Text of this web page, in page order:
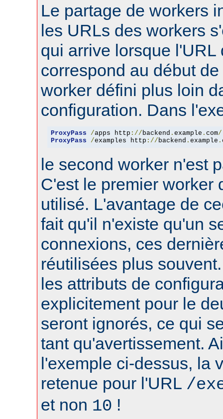
Le partage de workers
les URLs des workers
qui arrive lorsque l'URL
correspond au début
worker défini plus loin
configuration. Dans
ProxyPass /apps http ://backend . example . com/
ProxyPass
/examples http ://backend . example .
le second worker n'est
C'est le premier worker
utilisé. L'avantage de
fait qu'il n'existe qu'un
connexions, ces
réutilisées plus
les attributs de
explicitement pour le
seront ignorés, ce qui
tant qu'avertissement.
l'exemple ci-dessus, la
retenue pour l'URL /
et non 10 !